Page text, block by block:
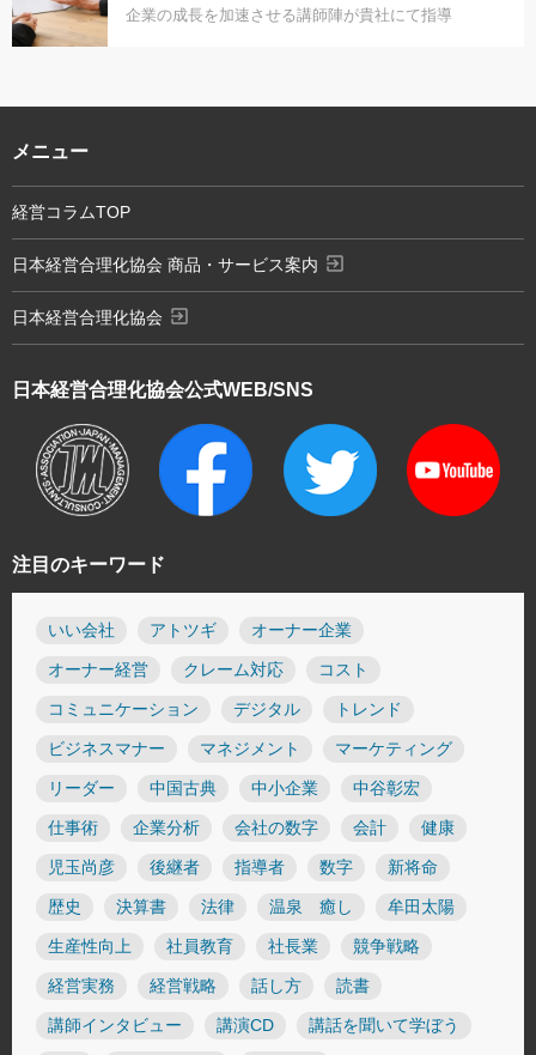
企業の成長を加速させる講師陣が貴社にて指導
注目のキーワード
いい会社 アトツギ オーナー企業
オーナー経営 クレーム対応 コスト
コミュニケーション デジタル トレンド
ビジネスマナー マネジメント マーケティング
リーダー 中国古典 中小企業 中谷彰宏
仕事術 企業分析 会社の数字 会計 健康
児玉尚彦 後継者 指導者 数字 新将命
歴史 決算書 法律 温泉 癒し 牟田太陽
生産性向上 社員教育 社長業 競争戦略
経営実務 経営戦略 話し方 読書
講師インタビュー 講演CD 講話を聞いて学ぼう
日本経営合理化協会公式WEB/SNS
メニュー
経営コラムTOP
日本経営合理化協会 商品・サービス案内 exit_to_app
日本経営合理化協会 exit_to_app